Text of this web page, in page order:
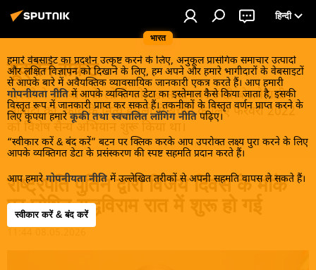
भारत
हिन्दी
हमारे वेबसाईट का प्रदर्शन उत्कृष्ट करने के लिए, अनुकूल प्रासंगिक समाचार उत्पादों
और लक्षित विज्ञापन को दिखाने के लिए, हम अपने और हमारे भागीदारों के वेबसाइटों
से आपके बारे में अवैयक्तिक व्यावसायिक जानकारी एकत्र करते हैं। आप हमारी
गोपनीयता नीति में आपके व्यक्तिगत डेटा का इस्तेमाल कैसे किया जाता है, इसकी
विस्तृत रूप में जानकारी प्राप्त कर सकते हैं। तकनीकों के विस्तृत वर्णन प्राप्त करने के
लिए कृपया हमारे कूकी तथा स्वचालित लॉगिंग नीति पढ़िए।
“स्वीकार करें & बंद करें” बटन पर क्लिक करके आप उपरोक्त लक्ष्य पुरा करने के लिए
आपके व्यक्तिगत डेटा के प्रसंस्करण की स्पष्ट सहमति प्रदान करते हैं।
आप हमारे गोपनीयता नीति में उल्लेखित तरीकों से अपनी सहमति वापस ले सकते हैं।
स्वीकार करें & बंद करें
यूक्रेन संकट
मास्को ने डोनबास के लोगों को, खास तौर पर रूसी बोलनेवाली
आबादी को, कीव के नित्य हमलों से बचाने के लिए फरवरी 2022
को विशेष सैन्य अभियान शुरू किया था।
राष्ट्रपति पुतिन द्वारा विजय दिवस के मौके
पर घोषित युद्धविराम रात में शुरू हो गई